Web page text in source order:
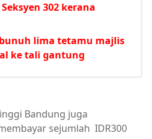
302 kerana
lima tetamu majlis
ke tali gantung
Bandung juga
sejumlah IDR300